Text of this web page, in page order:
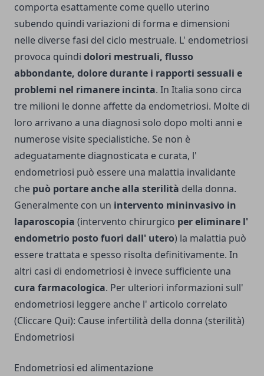
comporta esattamente come quello uterino
subendo quindi variazioni di forma e dimensioni
nelle diverse fasi del ciclo mestruale. L' endometriosi
provoca quindi dolori me­struali, flusso
abbondante, dolore durante i rapporti sessuali e
pro­blemi nel rimanere incinta. In Italia sono circa
tre milioni le donne affette da endometriosi. Molte di
loro arrivano a una diagnosi solo dopo molti anni e
numerose visite specialistiche. Se non è
adeguatamente diagnosticata e curata, l'
endometriosi può essere una malattia invalidante
che può portare anche alla sterilità della donna.
Generalmente con un intervento mininvasivo in
laparoscopia (intervento chirurgico per eliminare l'
endo­metrio posto fuori dall' utero) la malattia può
essere trattata e spesso risolta definitivamente. In
altri casi di endometriosi è invece sufficiente una
cura farmacologica. Per ulteriori informazioni sull'
endometriosi leggere anche l' articolo correlato
(Cliccare Qui): Cause infertilità della donna (sterilità)
Endometriosi
Endometriosi ed alimentazione